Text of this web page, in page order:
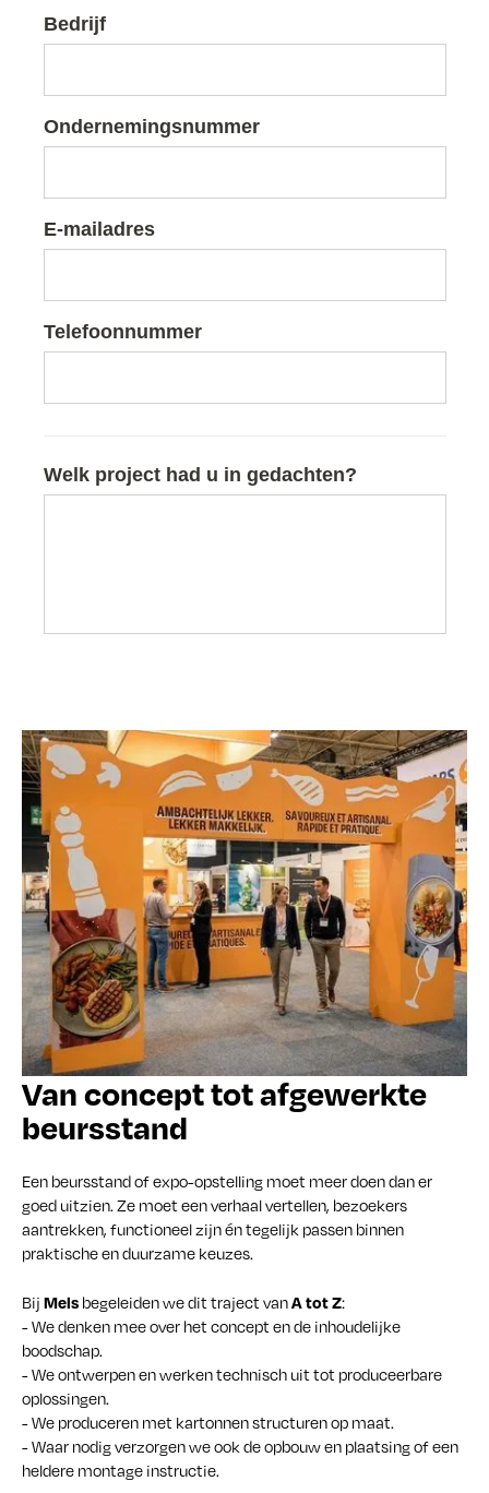
Van concept tot afgewerkte
beursstand
Een beursstand of expo-opstelling moet meer doen dan er
goed uitzien. Ze moet een verhaal vertellen, bezoekers
aantrekken, functioneel zijn én tegelijk passen binnen
praktische en duurzame keuzes.
Bij Melsbegeleiden we dit traject vanA tot Z:
- We denken mee over het concept en de inhoudelijke
boodschap.
- We ontwerpen en werken technisch uit tot produceerbare
oplossingen.
- We produceren met kartonnen structuren op maat.
- Waar nodig verzorgen we ook de opbouw en plaatsing of een
heldere montage instructie.